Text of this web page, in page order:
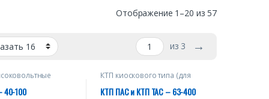
Отображение 1–20 из 57
из 3 →
отрасли)
100
КТП киоскового типа (для
электроснабжения
промышленных объектов)
КТП ПАС и КТП ТАС – 63-400